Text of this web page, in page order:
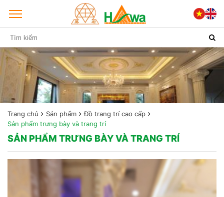
Trang chủ Sản phẩm
Đồ trang trí cao cấp
Sản phẩm trưng bày và trang trí
SẢN PHẨM TRƯNG BÀY VÀ TRANG TRÍ